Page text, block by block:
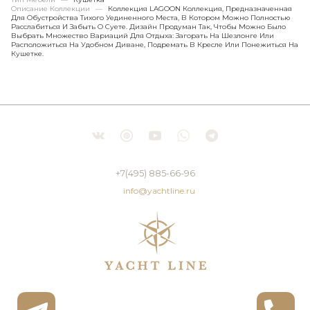
Описание Коллекции
—
Коллекция LAGOON Коллекция, Предназначенная
Для Обустройства Тихого Уединенного Места, В Котором Можно Полностью
Расслабиться И Забыть О Суете. Дизайн Продуман Так, Чтобы Можно Было
Выбрать Множество Вариаций Для Отдыха: Загорать На Шезлонге Или
Расположиться На Удобном Диване, Подремать В Кресле Или Понежиться На
Кушетке.
+7(495) 885-66-96
info@yachtline.ru